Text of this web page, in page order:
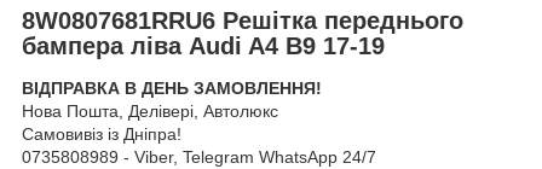
8W0807681RRU6 Решітка переднього
бампера ліва Audi A4 B9 17-19
ВІДПРАВКА В ДЕНЬ ЗАМОВЛЕННЯ!
Нова Пошта, Делівері, Автолюкс
Самовивіз із Дніпра!
0735808989 - Viber, Telegram WhatsApp 24/7